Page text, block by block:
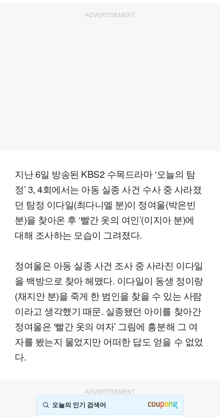
ADVERTISEMENT
지난 6일 방송된 KBS2 수목드라마 ‘오늘의 탐
정’ 3, 4회에서는 아동 실종 사건 수사 중 사라졌
던 탐정 이다일(최다니엘 분)이 정여울(박은빈
분)을 찾아온 후 ‘빨간 옷의 여인’(이지아 분)에
대해 조사하는 모습이 그려졌다.
정여울은 아동 실종 사건 조사 중 사라진 이다일
을 백방으로 찾아 헤맸다. 이다일이 동생 정이랑
(채지안 분)을 죽게 한 범인을 찾을 수 있는 사람
이라고 생각했기 때문. 실종됐던 아이를 찾아간
정여울은 ‘빨간 옷의 여자’ 그림에 흥분해 그 여
자를 봤는지 물었지만 어떠한 답도 얻을 수 없었
다.
ADVERTISEMENT